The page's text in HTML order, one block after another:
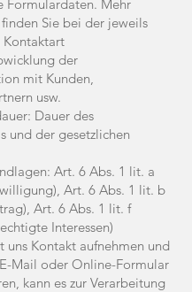
Formulardaten. Mehr
Sie bei der jeweils
Kontaktart
der
mit Kunden,
usw.
Dauer des
und der gesetzlichen
Art. 6 Abs. 1 lit. a
Art. 6 Abs. 1 lit. b
Art. 6 Abs. 1 lit. f
Interessen)
uns Kontakt aufnehmen und
Mail oder Online-Formular
kann es zur Verarbeitung